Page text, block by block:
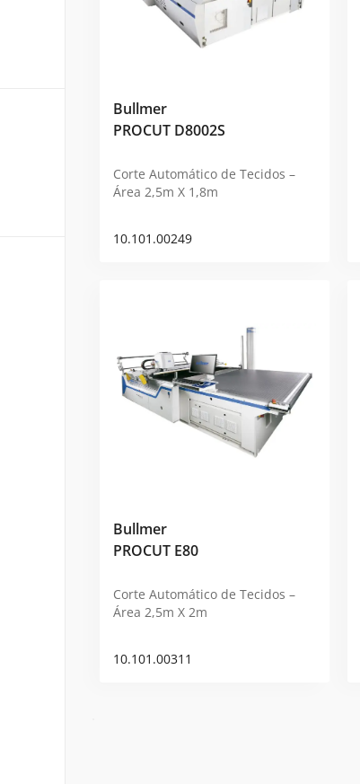
Bullmer
PROCUT D8002S
Corte Automático de Tecidos –
Área 2,5m X 1,8m
10.101.00249
Bullmer
PROCUT E80
Corte Automático de Tecidos –
Área 2,5m X 2m
10.101.00311